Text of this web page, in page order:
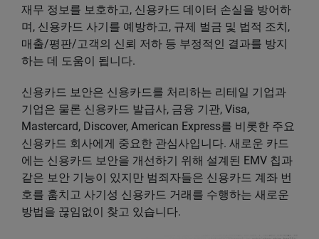
재무 정보를 보호하고, 신용카드 데이터 손실을 방어하
며, 신용카드 사기를 예방하고, 규제 벌금 및 법적 조치,
매출/평판/고객의 신뢰 저하 등 부정적인 결과를 방지
하는 데 도움이 됩니다.
신용카드 보안은 신용카드를 처리하는 리테일 기업과
기업은 물론 신용카드 발급사, 금융 기관, Visa,
Mastercard, Discover, American Express를 비롯한 주요
신용카드 회사에게 중요한 관심사입니다. 새로운 카드
에는 신용카드 보안을 개선하기 위해 설계된 EMV 칩과
같은 보안 기능이 있지만 범죄자들은 신용카드 계좌 번
호를 훔치고 사기성 신용카드 거래를 수행하는 새로운
방법을 끊임없이 찾고 있습니다.